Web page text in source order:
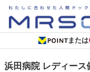
または
浜田病院 レディース